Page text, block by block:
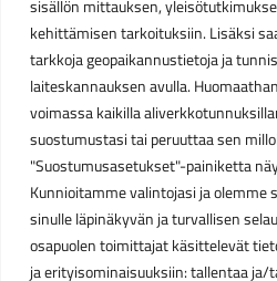
sisällön mittauksen,
kehittämisen tarkoituksiin. Lisäksi
tarkkoja geopaikannustietoja ja
laiteskannauksen avulla.
voimassa kaikilla
suostumustasi tai peruuttaa sen
"Suostumusasetukset"-painiketta
Kunnioitamme valintojasi ja olemme
sinulle läpinäkyvän ja turvallisen
osapuolen toimittajat käsittelevät
ja erityisominaisuuksiin: tallentaa
La 10-14
Kesäkauden aukioloajat (1.3.2026
Ma-Pe 10-18
La 9-15
Poikkeavat aukioloajat:
Pyhäinpäivä lauantai 31.10. –